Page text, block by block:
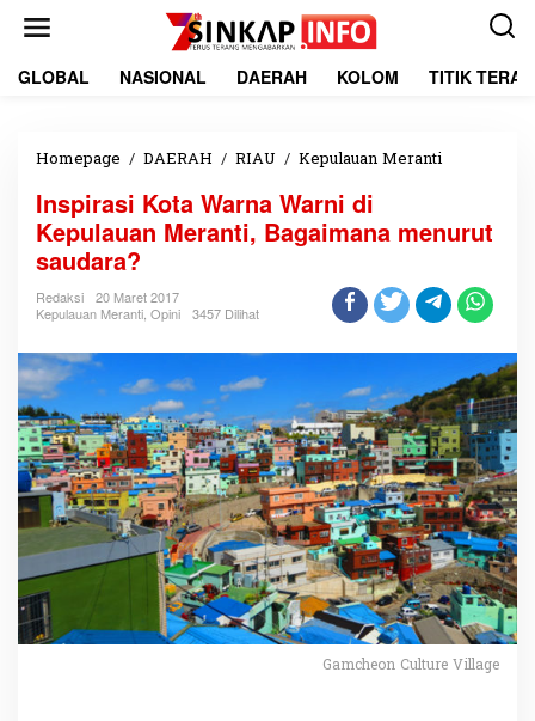
GLOBAL NASIONAL DAERAH KOLOM TITIK
Homepage / DAERAH / RIAU / Kepulauan Meranti
p
i
a
s
K
t
a
W
a
r
n
a
W
a
r
n
i
i
Inspirasi Kota Warna Warni di
Kepulauan Meranti, Bagaimana menurut
saudara?
Redaksi
20 Maret 2017
Kepulauan Meranti Opini 3457 Dilihat
Gamcheon Culture Village